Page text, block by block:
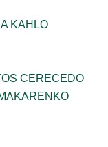
KAHLO
CERECEDO